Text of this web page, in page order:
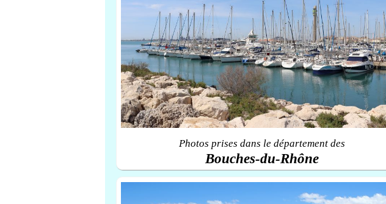
Photos prises dans le département des
Bouches-du-Rhône